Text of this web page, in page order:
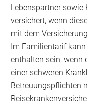
Lebenspartner sowie
versichert, wenn
mit dem
Im Familientarif
enthalten sein, wenn
einer schweren
Betreuungspflichten